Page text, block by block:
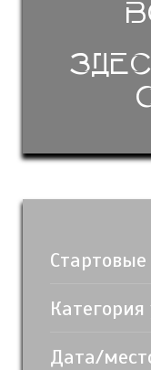
Категория
Дата/